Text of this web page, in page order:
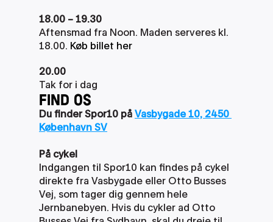
18.00 – 19.30
Aftensmad fra Noon. Maden serveres kl.
18.00. Køb billet her
20.00
Tak for i dag
FIND OS
Du finder Spor10 på Vasbygade 10, 2450
København SV
På cykel
Indgangen til Spor10 kan findes på cykel
direkte fra Vasbygade eller Otto Busses
Vej, som tager dig gennem hele
Jernbanebyen. Hvis du cykler ad Otto